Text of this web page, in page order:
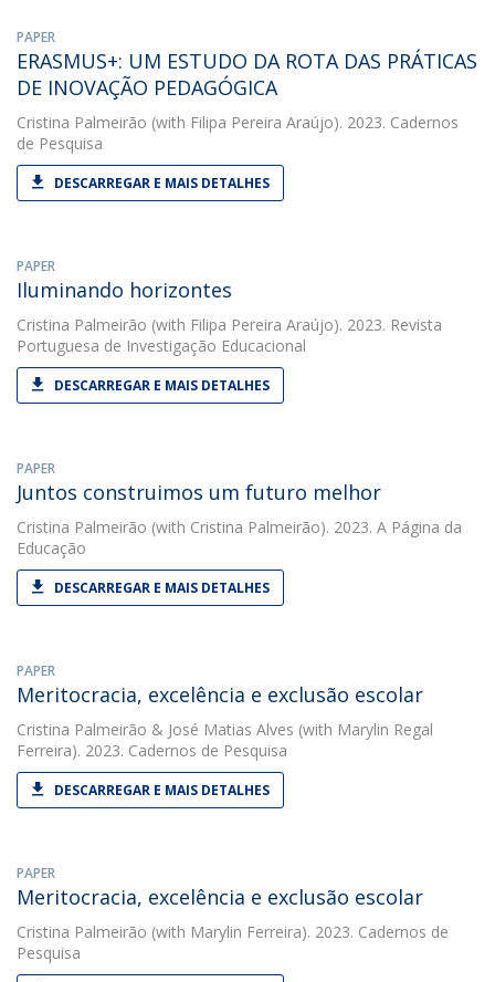
PAPER
ERASMUS+: UM ESTUDO DA ROTA DAS PRÁTICAS
DE INOVAÇÃO PEDAGÓGICA
Cristina Palmeirão (with Filipa Pereira Araújo). 2023. Cadernos
de Pesquisa
DESCARREGAR E MAIS DETALHES
PAPER
Iluminando horizontes
Cristina Palmeirão (with Filipa Pereira Araújo). 2023. Revista
Portuguesa de Investigação Educacional
DESCARREGAR E MAIS DETALHES
PAPER
Juntos construimos um futuro melhor
Cristina Palmeirão (with Cristina Palmeirão). 2023. A Página da
Educação
DESCARREGAR E MAIS DETALHES
PAPER
Meritocracia, excelência e exclusão escolar
Cristina Palmeirão & José Matias Alves (with Marylin Regal
Ferreira). 2023. Cadernos de Pesquisa
DESCARREGAR E MAIS DETALHES
PAPER
Meritocracia, excelência e exclusão escolar
Cristina Palmeirão (with Marylin Ferreira). 2023. Cadernos de
Pesquisa